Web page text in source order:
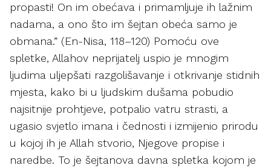
propasti! On im obećava i primamljuje ih lažnim
nadama, a ono što im šejtan obeća samo je
obmana.” (En-Nisa, 118–120) Pomoću ove
spletke, Allahov neprijatelj uspio je mnogim
ljudima uljepšati razgolišavanje i otkrivanje stidnih
mjesta, kako bi u ljudskim dušama pobudio
najsitnije prohtjeve, potpalio vatru strasti, a
ugasio svjetlo imana i čednosti i izmijenio prirodu
u kojoj ih je Allah stvorio, Njegove propise i
naredbe. To je šejtanova davna spletka kojom je